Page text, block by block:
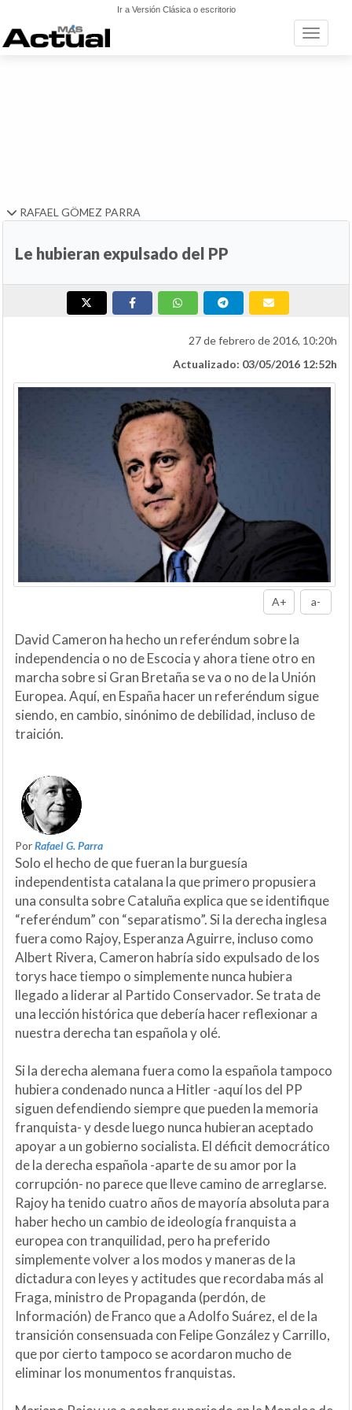
Ir a Versión Clásica o escritorio
Toggle
RAFAEL GÖMEZ PARRA
Le hubieran expulsado del PP
27 de febrero de 2016, 10:20h
Actualizado: 03/05/2016 12:52h
A+ a-
David Cameron ha hecho un referéndum sobre la
independencia o no de Escocia y ahora tiene otro en
marcha sobre si Gran Bretaña se va o no de la Unión
Europea. Aquí, en España hacer un referéndum sigue
siendo, en cambio, sinónimo de debilidad, incluso de
traición.
PorRafael G. Parra
Solo el hecho de que fueran la burguesía
independentista catalana la que primero propusiera
una consulta sobre Cataluña explica que se identifique
“referéndum” con “separatismo”. Si la derecha inglesa
fuera como Rajoy, Esperanza Aguirre, incluso como
Albert Rivera, Cameron habría sido expulsado de los
torys hace tiempo o simplemente nunca hubiera
llegado a liderar al Partido Conservador. Se trata de
una lección histórica que debería hacer reflexionar a
nuestra derecha tan española y olé.
Si la derecha alemana fuera como la española tampoco
hubiera condenado nunca a Hitler -aquí los del PP
siguen defendiendo siempre que pueden la memoria
franquista- y desde luego nunca hubieran aceptado
apoyar a un gobierno socialista. El déficit democrático
de la derecha española -aparte de su amor por la
corrupción- no parece que lleve camino de arreglarse.
Rajoy ha tenido cuatro años de mayoría absoluta para
haber hecho un cambio de ideología franquista a
europea con tranquilidad, pero ha preferido
simplemente volver a los modos y maneras de la
dictadura con leyes y actitudes que recordaba más al
Fraga, ministro de Propaganda (perdón, de
Información) de Franco que a Adolfo Suárez, el de la
transición consensuada con Felipe González y Carrillo,
que por cierto tampoco se acordaron mucho de
eliminar los monumentos franquistas.